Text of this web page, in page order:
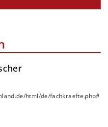
html/de/fachkraefte.php#